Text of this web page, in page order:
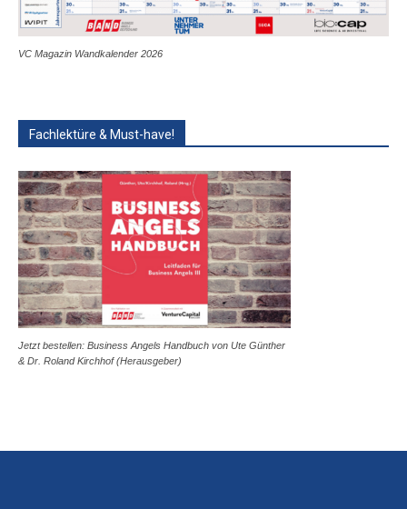
VC Magazin Wandkalender 2026
Fachlektüre & Must-have!
Jetzt bestellen: Business Angels Handbuch von Ute Günther
& Dr. Roland Kirchhof (Herausgeber)